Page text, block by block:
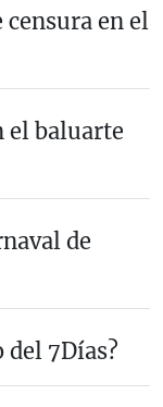
en el
el baluarte
de
del 7Días?